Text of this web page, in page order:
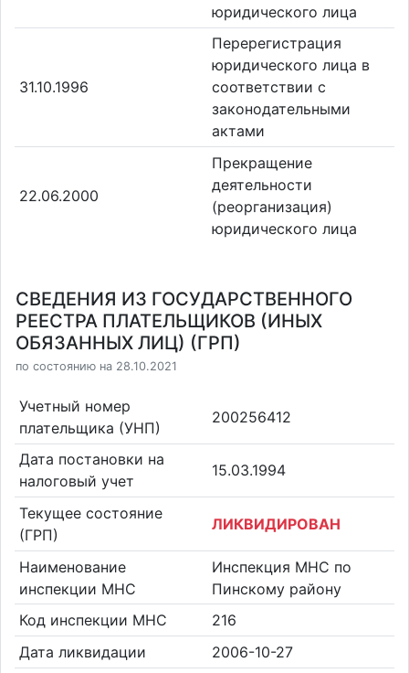
юридического лица
31.10.1996
Перерегистрация
юридического лица в
соответствии с
законодательными
актами
22.06.2000
Прекращение
деятельности
(реорганизация)
юридического лица
СВЕДЕНИЯ ИЗ ГОСУДАРСТВЕННОГО
РЕЕСТРА ПЛАТЕЛЬЩИКОВ (ИНЫХ
ОБЯЗАННЫХ ЛИЦ) (ГРП)
по состоянию на 28.10.2021
Учетный номер
плательщика (УНП)
200256412
Дата постановки на
налоговый учет
15.03.1994
Текущее состояние
(ГРП)
ЛИКВИДИРОВАН
Наименование
инспекции МНС
Инспекция МНС по
Пинскому району
Код инспекции МНС
216
Дата ликвидации
2006-10-27